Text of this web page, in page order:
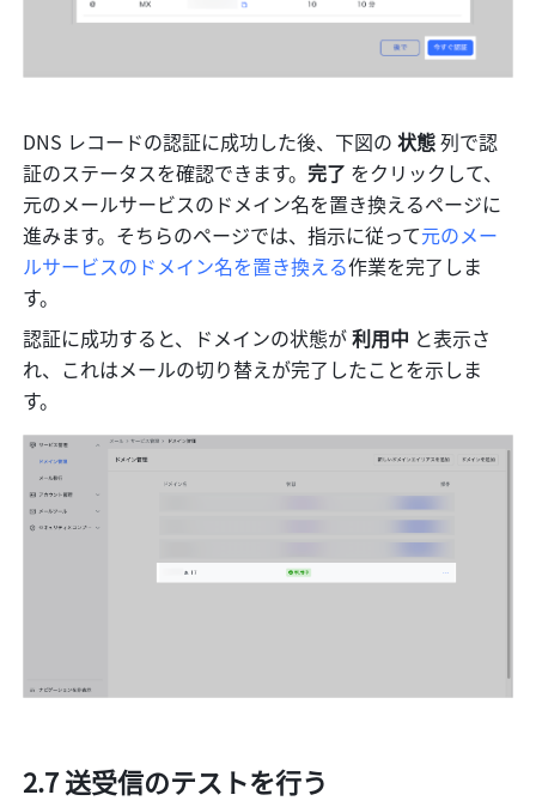
DNS レコードの認証に成功した後、下図の 状態 列で認
証のステータスを確認できます。完了 をクリックして、
元のメールサービスのドメイン名を置き換えるページに
進みます。そちらのページでは、指示に従って元のメー
ルサービスのドメイン名を置き換える作業を完了しま
す。
認証に成功すると、ドメインの状態が 利用中 と表示さ
れ、これはメールの切り替えが完了したことを示しま
す。
2.7 送受信のテストを行う